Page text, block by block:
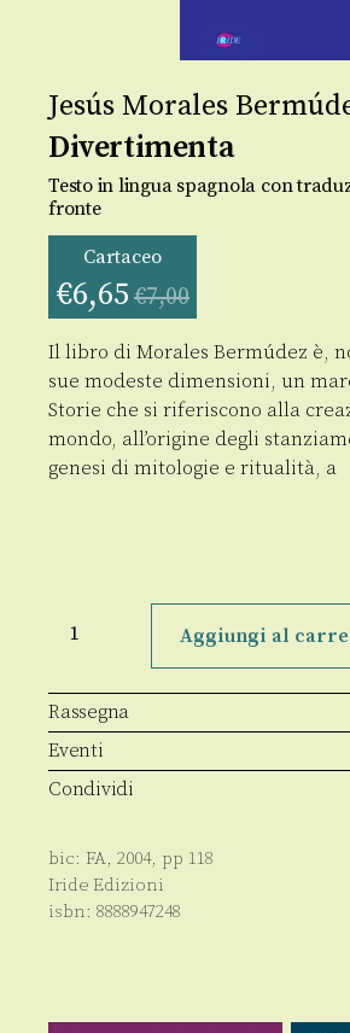
Jesús Morales
Divertimenta
Testo in lingua spagnola con
fronte
Cartaceo
€6,65 €7,00
Il libro di Morales Bermúdez è,
sue modeste dimensioni, un
Storie che si riferiscono alla
mondo, all’origine degli
genesi di mitologie e ritualità, a
Divertimenta
quantità
Aggiungi al
Rassegna
Eventi
Condividi
bic: FA, 2004, pp 118
Iride Edizioni
isbn: 8888947248